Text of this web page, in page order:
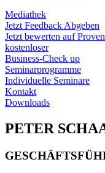
Mediathek
Jetzt Feedback Abgeben
Jetzt bewerten auf
kostenloser
Business-Check up
Seminarprogramme
Individuelle Seminare
Kontakt
Downloads
PETER